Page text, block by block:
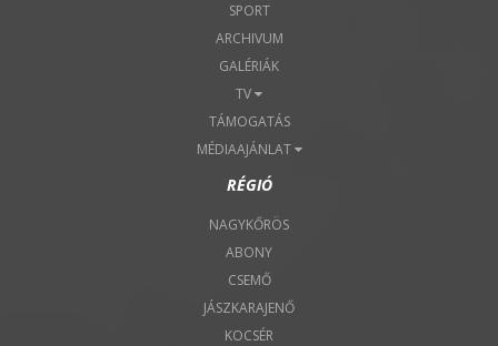
SPORT
ARCHIVUM
GALÉRIÁK
TV
TÁMOGATÁS
MÉDIAAJÁNLAT
RÉGIÓ
NAGYKŐRÖS
ABONY
CSEMŐ
JÁSZKARAJENŐ
KOCSÉR